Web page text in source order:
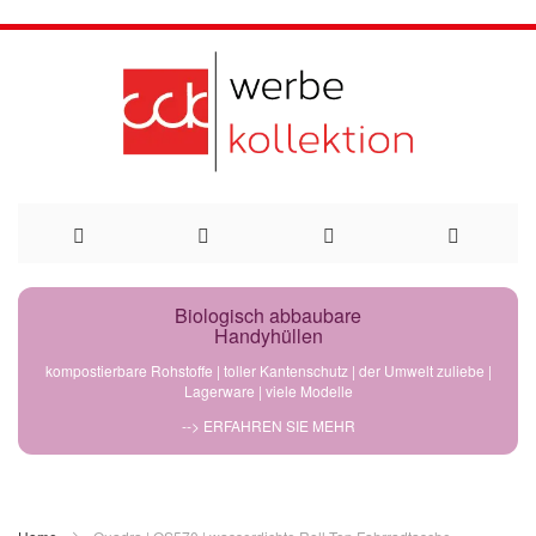
Direkt
Biologisch abbaubare
Handyhüllen
kompostierbare Rohstoffe | toller Kantenschutz | der Umwelt zuliebe |
Lagerware | viele Modelle
--> ERFAHREN SIE MEHR